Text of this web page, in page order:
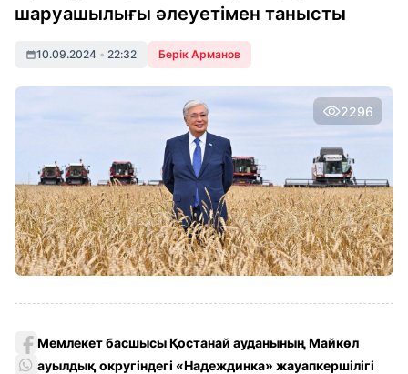
шаруашылығы әлеуетімен танысты
10.09.2024 • 22:32 Берік Арманов
2296
Мемлекет басшысы Қостанай ауданының Майкөл
ауылдық округіндегі «Надеждинка» жауапкершілігі